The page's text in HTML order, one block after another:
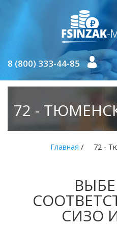
8 (800) 333-44-85
72 -
Главная / 72 -
СИЗО